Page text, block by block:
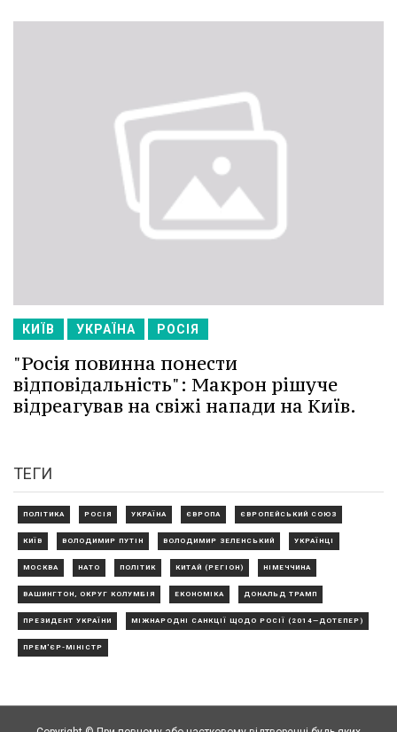
КИЇВ УКРАЇНА РОСІЯ
"Росія повинна понести
відповідальність": Макрон рішуче
відреагував на свіжі напади на Київ.
ТЕГИ
ПОЛІТИКА РОСІЯ УКРАЇНА ЄВРОПА ЄВРОПЕЙСЬКИЙ СОЮЗ
КИЇВ ВОЛОДИМИР ПУТІН ВОЛОДИМИР ЗЕЛЕНСЬКИЙ УКРАЇНЦІ
МОСКВА НАТО ПОЛІТИК КИТАЙ (РЕГІОН) НІМЕЧЧИНА
ВАШИНГТОН, ОКРУГ КОЛУМБІЯ ЕКОНОМІКА ДОНАЛЬД ТРАМП
ПРЕЗИДЕНТ УКРАЇНИ МІЖНАРОДНІ САНКЦІЇ ЩОДО РОСІЇ (2014—ДОТЕПЕР)
ПРЕМ'ЄР-МІНІСТР